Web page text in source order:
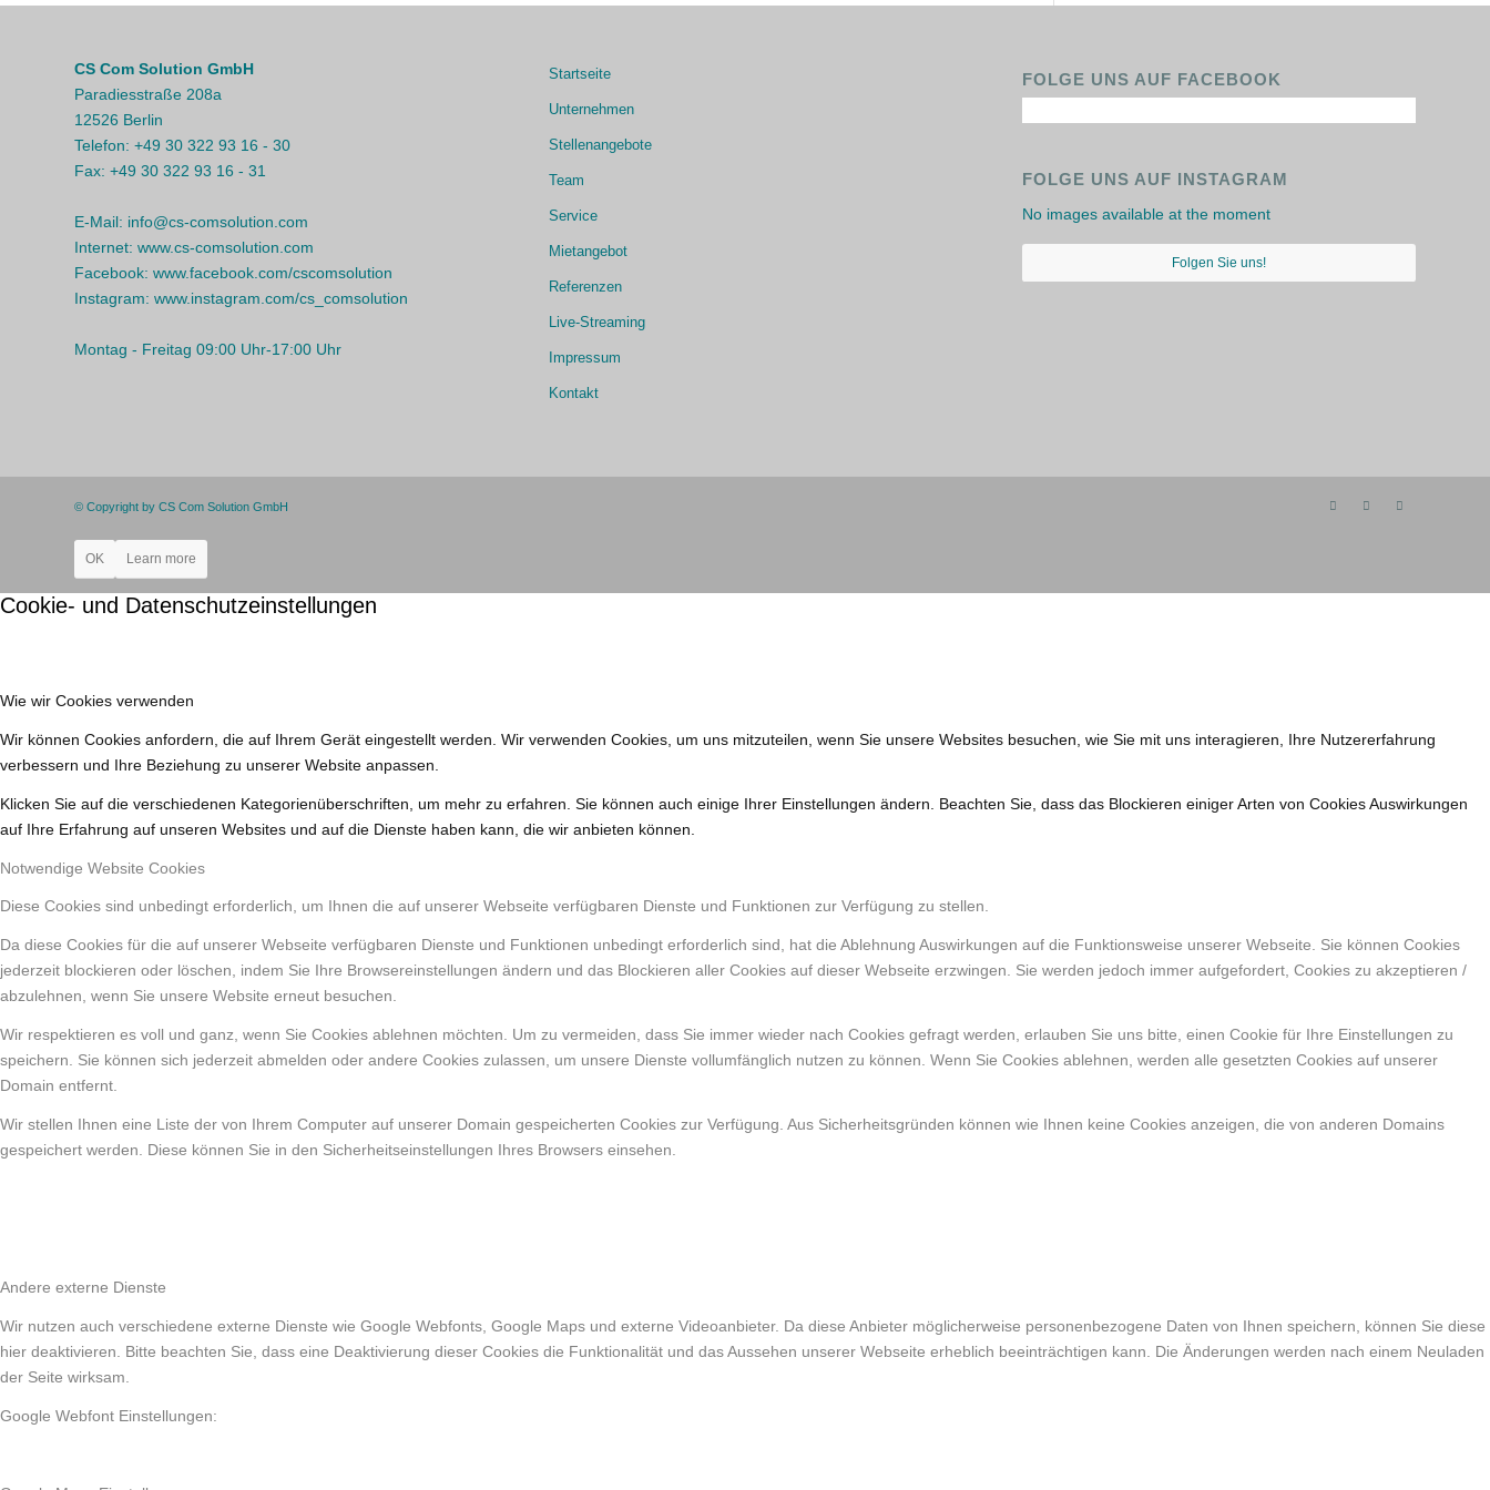
CS Com Solution GmbH
Paradiesstraße 208a
12526 Berlin
Telefon: +49 30 322 93 16 - 30
Fax: +49 30 322 93 16 - 31
E-Mail: info@cs-comsolution.com
Internet: www.cs-comsolution.com
Facebook: www.facebook.com/cscomsolution
Instagram: www.instagram.com/cs_comsolution
Montag - Freitag 09:00 Uhr-17:00 Uhr
Startseite
Unternehmen
Stellenangebote
Team
Service
Mietangebot
Referenzen
Live-Streaming
Impressum
Kontakt
FOLGE UNS AUF FACEBOOK
FOLGE UNS AUF INSTAGRAM
No images available at the moment
Folgen Sie uns!
© Copyright by CS Com Solution GmbH
OK Learn more
Cookie- und Datenschutzeinstellungen
Wie wir Cookies verwenden
Wir können Cookies anfordern, die auf Ihrem Gerät eingestellt werden. Wir verwenden Cookies, um uns mitzuteilen, wenn Sie unsere Websites besuchen, wie Sie mit uns interagieren, Ihre Nutzererfahrung
verbessern und Ihre Beziehung zu unserer Website anpassen.
Klicken Sie auf die verschiedenen Kategorienüberschriften, um mehr zu erfahren. Sie können auch einige Ihrer Einstellungen ändern. Beachten Sie, dass das Blockieren einiger Arten von Cookies Auswirkungen
auf Ihre Erfahrung auf unseren Websites und auf die Dienste haben kann, die wir anbieten können.
Notwendige Website Cookies
Diese Cookies sind unbedingt erforderlich, um Ihnen die auf unserer Webseite verfügbaren Dienste und Funktionen zur Verfügung zu stellen.
Da diese Cookies für die auf unserer Webseite verfügbaren Dienste und Funktionen unbedingt erforderlich sind, hat die Ablehnung Auswirkungen auf die Funktionsweise unserer Webseite. Sie können Cookies
jederzeit blockieren oder löschen, indem Sie Ihre Browsereinstellungen ändern und das Blockieren aller Cookies auf dieser Webseite erzwingen. Sie werden jedoch immer aufgefordert, Cookies zu akzeptieren /
abzulehnen, wenn Sie unsere Website erneut besuchen.
Wir respektieren es voll und ganz, wenn Sie Cookies ablehnen möchten. Um zu vermeiden, dass Sie immer wieder nach Cookies gefragt werden, erlauben Sie uns bitte, einen Cookie für Ihre Einstellungen zu
speichern. Sie können sich jederzeit abmelden oder andere Cookies zulassen, um unsere Dienste vollumfänglich nutzen zu können. Wenn Sie Cookies ablehnen, werden alle gesetzten Cookies auf unserer
Domain entfernt.
Wir stellen Ihnen eine Liste der von Ihrem Computer auf unserer Domain gespeicherten Cookies zur Verfügung. Aus Sicherheitsgründen können wie Ihnen keine Cookies anzeigen, die von anderen Domains
gespeichert werden. Diese können Sie in den Sicherheitseinstellungen Ihres Browsers einsehen.
Andere externe Dienste
Wir nutzen auch verschiedene externe Dienste wie Google Webfonts, Google Maps und externe Videoanbieter. Da diese Anbieter möglicherweise personenbezogene Daten von Ihnen speichern, können Sie diese
hier deaktivieren. Bitte beachten Sie, dass eine Deaktivierung dieser Cookies die Funktionalität und das Aussehen unserer Webseite erheblich beeinträchtigen kann. Die Änderungen werden nach einem Neuladen
der Seite wirksam.
Google Webfont Einstellungen: